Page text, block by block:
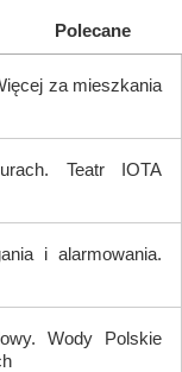
Polecane
za mieszkania
Teatr IOTA
i alarmowania.
Wody Polskie